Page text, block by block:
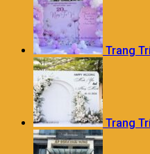
Trang
Trang